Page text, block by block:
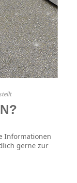
Informationen
gerne zur